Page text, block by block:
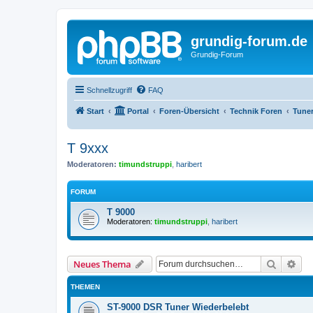
grundig-forum.de
Grundig-Forum
Schnellzugriff FAQ
Start Portal Foren-Übersicht Technik Foren Tuner
T 9xxx
Moderatoren: timundstruppi haribert
FORUM
T 9000
Moderatoren: timundstruppi haribert
Neues Thema Suche
THEMEN
ST-9000 DSR Tuner Wiederbelebt